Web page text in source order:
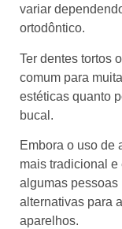
variar
ortodôntico.
Ter dentes tortos
comum para
estéticas quanto
bucal.
Embora o uso de
mais tradicional e
algumas pessoas
alternativas para
aparelhos.